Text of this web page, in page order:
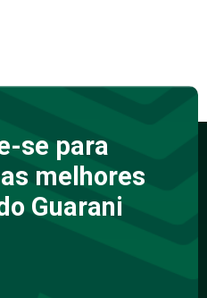
se para
melhores
Guarani